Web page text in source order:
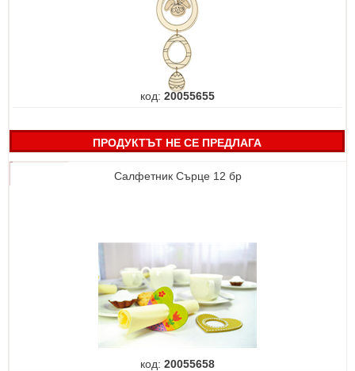
код: 20055655
ПРОДУКТЪТ НЕ СЕ ПРЕДЛАГА
Салфетник Сърце 12 бр
код: 20055658